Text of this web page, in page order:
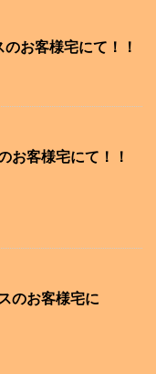
お客様宅にて！！
お客様宅にて！！
のお客様宅に